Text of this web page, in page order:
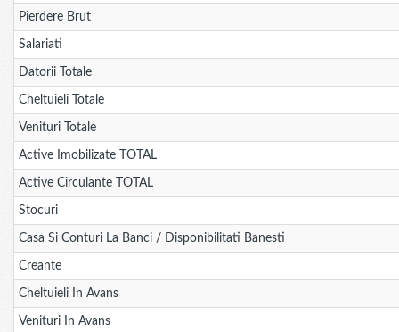
Pierdere Brut
Salariati
Datorii Totale
Cheltuieli Totale
Venituri Totale
Active Imobilizate TOTAL
Active Circulante TOTAL
Stocuri
Casa Si Conturi La Banci / Disponibilitati Banesti
Creante
Cheltuieli In Avans
Venituri In Avans